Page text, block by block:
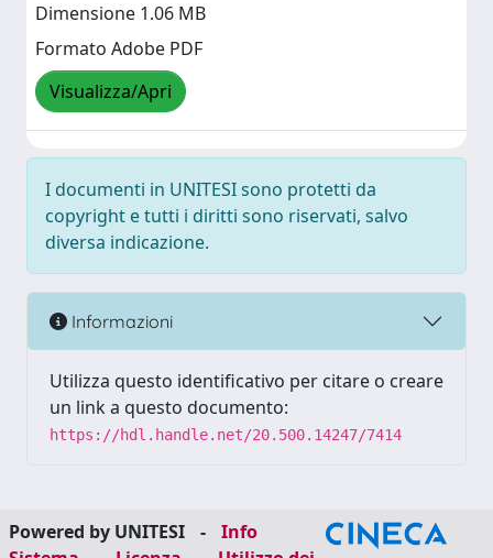
Dimensione 1.06 MB
Formato Adobe PDF
Visualizza/Apri
I documenti in UNITESI sono protetti da
copyright e tutti i diritti sono riservati, salvo
diversa indicazione.
Informazioni
Utilizza questo identificativo per citare o creare
un link a questo documento:
https://hdl.handle.net/20.500.14247/7414
Powered by UNITESI -
Info